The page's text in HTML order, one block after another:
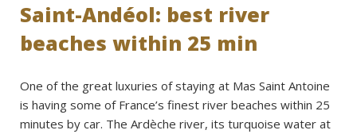
Saint-Andéol: best river
beaches within 25 min
One of the great luxuries of staying at Mas Saint Antoine
is having some of France’s finest river beaches within 25
minutes by car. The Ardèche river, its turquoise water at